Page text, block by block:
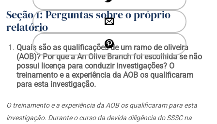
Seção 1: Perguntas sobre o próprio
relatório
Quais são as qualificações de um ramo de oliveira
(AOB)? Por que a An Olive Branch foi escolhida se não
possui licença para conduzir investigações? O
treinamento e a experiência da AOB os qualificaram
para esta investigação.
O treinamento e a experiência da AOB os qualificaram para esta
investigação. Durante o curso da devida diligência do SSSC na